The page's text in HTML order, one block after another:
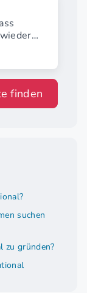
finden
suchen
zu gründen?